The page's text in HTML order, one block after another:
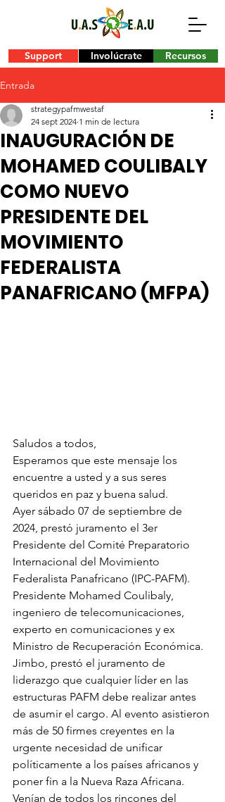
Support Involúcrate Recursos
Entrada
INAUGURACIÓN DE
MOHAMED COULIBALY
COMO NUEVO
PRESIDENTE DEL
MOVIMIENTO
FEDERALISTA
PANAFRICANO (MFPA)
strategypafmwestaf
24 sept 2024 1 min de lectura
Saludos a todos,
Esperamos que este mensaje los
encuentre a usted y a sus seres
queridos en paz y buena salud.
Ayer sábado 07 de septiembre de
2024, prestó juramento el 3er
Presidente del Comité Preparatorio
Internacional del Movimiento
Federalista Panafricano (IPC-PAFM).
Presidente Mohamed Coulibaly,
ingeniero de telecomunicaciones,
experto en comunicaciones y ex
Ministro de Recuperación Económica.
Jimbo, prestó el juramento de
liderazgo que cualquier líder en las
estructuras PAFM debe realizar antes
de asumir el cargo. Al evento asistieron
más de 50 firmes creyentes en la
urgente necesidad de unificar
políticamente a los países africanos y
poner fin a la Nueva Raza Africana.
Venían de todos los rincones del